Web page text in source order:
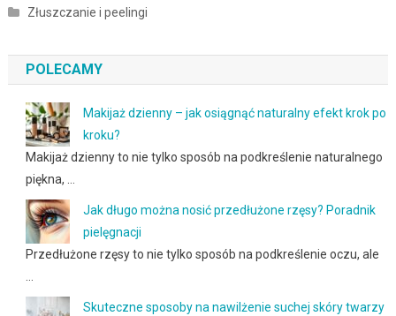
Złuszczanie i peelingi
POLECAMY
Makijaż dzienny – jak osiągnąć naturalny efekt krok po
kroku?
Makijaż dzienny to nie tylko sposób na podkreślenie naturalnego
piękna, …
Jak długo można nosić przedłużone rzęsy? Poradnik
pielęgnacji
Przedłużone rzęsy to nie tylko sposób na podkreślenie oczu, ale
Skuteczne sposoby na nawilżenie suchej skóry twarzy